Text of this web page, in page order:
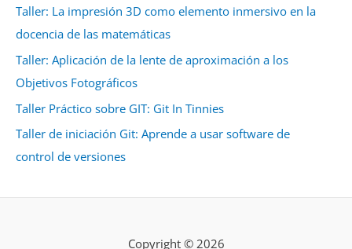
p
o
r
:
Taller: La impresión 3D como elemento inmersivo en la
docencia de las matemáticas
Taller: Aplicación de la lente de aproximación a los
Objetivos Fotográficos
Taller Práctico sobre GIT: Git In Tinnies
Taller de iniciación Git: Aprende a usar software de
control de versiones
Copyright © 2026